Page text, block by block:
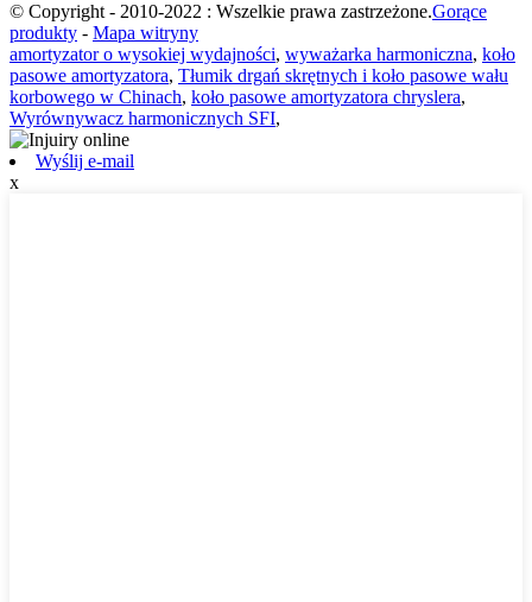
© Copyright - 2010-2022 : Wszelkie prawa zastrzeżone.Gorące
produkty - Mapa witryny
amortyzator o wysokiej wydajności, wyważarka harmoniczna, koło
pasowe amortyzatora, Tłumik drgań skrętnych i koło pasowe wału
korbowego w Chinach, koło pasowe amortyzatora chryslera,
Wyrównywacz harmonicznych SFI,
Wyślij e-mail
x